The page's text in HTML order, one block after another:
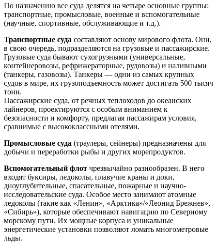
По назначению все суда делятся на четыре основные группы:
транспортные, промысловые, военные и вспомогательные
(научные, спортивные, обслуживающие и т.д.).
Транспортные суда составляют основу мирового флота. Они,
в свою очередь, подразделяются на грузовые и пассажирские.
Грузовые суда бывают сухогрузными (универсальные,
контейнеровозы, рефрижераторные, рудовозы) и наливными
(танкеры, газовозы). Танкеры — одни из самых крупных
судов в мире, их грузоподъемность может достигать 500 тысяч
тонн.
Пассажирские суда, от речных теплоходов до океанских
лайнеров, проектируются с особым вниманием к
безопасности и комфорту, предлагая пассажирам условия,
сравнимые с высококлассными отелями.
Промысловые суда (траулеры, сейнеры) предназначены для
добычи и переработки рыбы и других морепродуктов.
Вспомогательный флот чрезвычайно разнообразен. В него
входят буксиры, ледоколы, плавучие краны и доки,
дноуглубительные, спасательные, пожарные и научно-
исследовательские суда. Особое место занимают атомные
ледоколы (такие как «Ленин», «Арктика»/«Леонид Брежнев»,
«Сибирь»), которые обеспечивают навигацию по Северному
морскому пути. Их мощные корпуса и уникальные
энергетические установки позволяют ломать многометровые
льды.